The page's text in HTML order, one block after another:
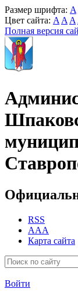
Размер шрифта: A
Цвет сайта: A A A
Полная версия
RSS
AAA
Карта сайта
Войти